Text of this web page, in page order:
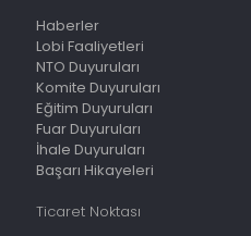
Haberler
Lobi Faaliyetleri
NTO Duyuruları
Komite Duyuruları
Eğitim Duyuruları
Fuar Duyuruları
İhale Duyuruları
Başarı Hikayeleri
Ticaret Noktası